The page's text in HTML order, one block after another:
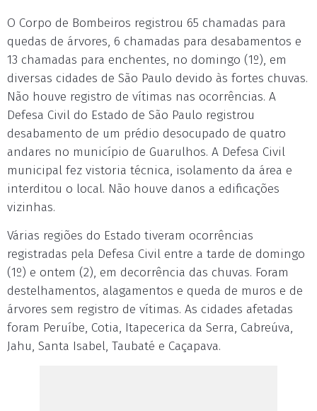
O Corpo de Bombeiros registrou 65 chamadas para
quedas de árvores, 6 chamadas para desabamentos e
13 chamadas para enchentes, no domingo (1º), em
diversas cidades de São Paulo devido às fortes chuvas.
Não houve registro de vítimas nas ocorrências. A
Defesa Civil do Estado de São Paulo registrou
desabamento de um prédio desocupado de quatro
andares no município de Guarulhos. A Defesa Civil
municipal fez vistoria técnica, isolamento da área e
interditou o local. Não houve danos a edificações
vizinhas.
Várias regiões do Estado tiveram ocorrências
registradas pela Defesa Civil entre a tarde de domingo
(1º) e ontem (2), em decorrência das chuvas. Foram
destelhamentos, alagamentos e queda de muros e de
árvores sem registro de vítimas. As cidades afetadas
foram Peruíbe, Cotia, Itapecerica da Serra, Cabreúva,
Jahu, Santa Isabel, Taubaté e Caçapava.